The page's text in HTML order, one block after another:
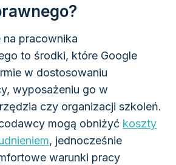
na pracownika
to środki, które Google
w dostosowaniu
wyposażeniu go w
czy organizacji szkoleń.
mogą obniżyć koszty
, jednocześnie
warunki pracy